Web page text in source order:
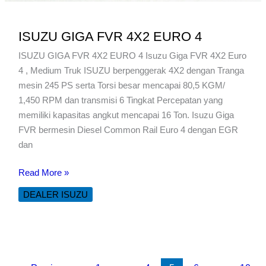
ISUZU GIGA FVR 4X2 EURO 4
ISUZU GIGA FVR 4X2 EURO 4 Isuzu Giga FVR 4X2 Euro
4 , Medium Truk ISUZU berpenggerak 4X2 dengan Tranga
mesin 245 PS serta Torsi besar mencapai 80,5 KGM/
1,450 RPM dan transmisi 6 Tingkat Percepatan yang
memiliki kapasitas angkut mencapai 16 Ton. Isuzu Giga
FVR bermesin Diesel Common Rail Euro 4 dengan EGR
dan
ISUZU
GIGA
FVR
Read More »
DEALER ISUZU